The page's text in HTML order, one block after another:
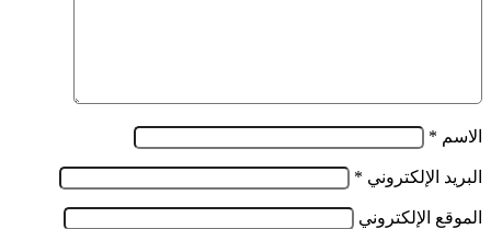
الاسم *
البريد الإلكتروني *
الموقع الإلكتروني